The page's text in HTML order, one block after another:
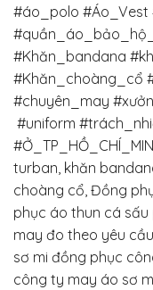
#áo_polo
#Khăn_bandana
#Khăn_choàng_cổ
#chuyên_may
#uniform
turban, khăn
choàng cổ, Đồng
phục áo thun cá
may đo theo yêu
sơ mi đồng phục
công ty may áo sơ